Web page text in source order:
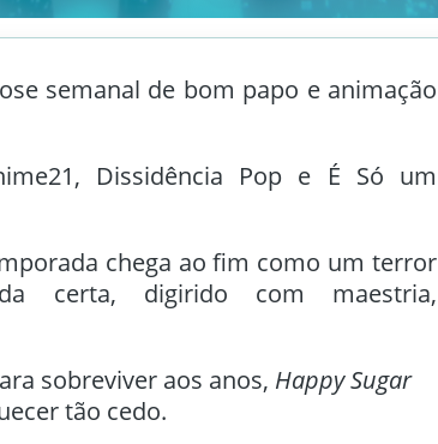
semanal de bom papo e animação
Dissidência Pop e É Só um
chega ao fim como um terror
certa, digirido com maestria,
sobreviver aos anos, Happy Sugar
tão cedo.